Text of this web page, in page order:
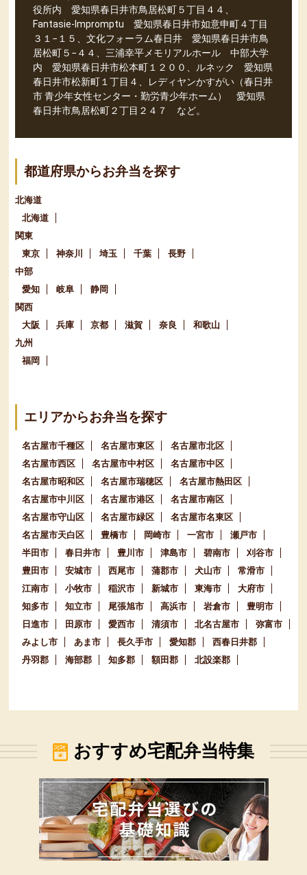
役所内 愛知県春日井市鳥居松町５丁目４４、
Fantasie-Impromptu 愛知県春日井市如意申町４丁目
３１−１５、文化フォーラム春日井 愛知県春日井市鳥
居松町５−４４、三浦幸平メモリアルホール 中部大学
内 愛知県春日井市松本町１２００、ルネック 愛知県
春日井市松新町１丁目４、レディヤンかすがい（春日井
市 青少年女性センター・勤労青少年ホーム） 愛知県
春日井市鳥居松町２丁目２４７ など。
都道府県からお弁当を探す
北海道
北海道
関東
東京
神奈川 埼玉 千葉
長野
中部
愛知
岐阜
静岡
関西
大阪
兵庫 京都 滋賀 奈良
和歌山
九州
福岡
エリアからお弁当を探す
名古屋市千種区 名古屋市東区
名古屋市北区
名古屋市西区
名古屋市中村区
名古屋市中区
名古屋市昭和区
名古屋市瑞穂区
名古屋市熱田区
名古屋市中川区
名古屋市港区
名古屋市南区
名古屋市守山区
名古屋市緑区
名古屋市名東区
名古屋市天白区
豊橋市 岡崎市 一宮市
瀬戸市
半田市
春日井市 豊川市 津島市 碧南市
刈谷市
豊田市
安城市 西尾市 蒲郡市 犬山市
常滑市
江南市
小牧市 稲沢市 新城市 東海市
大府市
知多市
知立市 尾張旭市 高浜市 岩倉市
豊明市
日進市
田原市 愛西市 清須市 北名古屋市
弥富市
みよし市
あま市 長久手市 愛知郡
西春日井郡
丹羽郡
海部郡 知多郡 額田郡 北設楽郡
おすすめ宅配弁当特集